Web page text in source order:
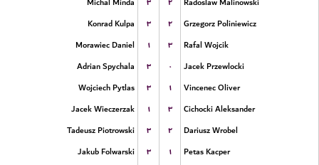
Konrad Kulpa
۳ ۲
Grzegorz Poliniewicz
Morawiec Daniel
۱ ۳
Rafal Wojcik
Adrian Spychala
۳ ۰
Jacek Przewlocki
Wojciech Pytlas
۳ ۱
Vincenec Oliver
Jacek Wieczerzak
۱ ۳
Cichocki Aleksander
Tadeusz Piotrowski
۳ ۲
Dariusz Wrobel
Jakub Folwarski
۳ ۱
Petas Kacper